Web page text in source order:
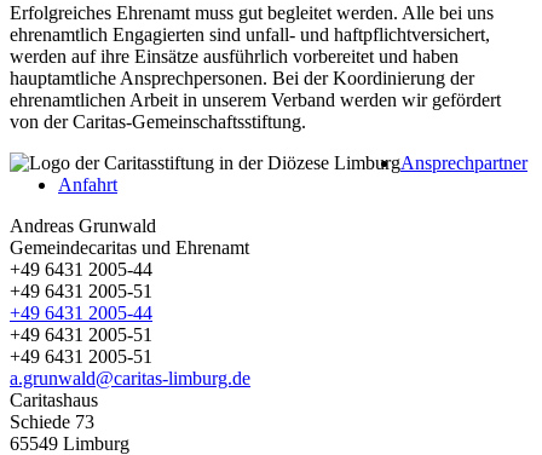
Erfolgreiches Ehrenamt muss gut begleitet werden. Alle bei uns
ehrenamtlich Engagierten sind unfall- und haftpflichtversichert,
werden auf ihre Einsätze ausführlich vorbereitet und haben
hauptamtliche Ansprechpersonen. Bei der Koordinierung der
ehrenamtlichen Arbeit in unserem Verband werden wir gefördert
von der Caritas-Gemeinschaftsstiftung.
Ansprechpartner
Anfahrt
Andreas Grunwald
Gemeindecaritas und Ehrenamt
+49 6431 2005-44
+49 6431 2005-51
+49 6431 2005-44
+49 6431 2005-51
+49 6431 2005-51
a.grunwald@caritas-limburg.de
Caritashaus
Schiede 73
65549 Limburg